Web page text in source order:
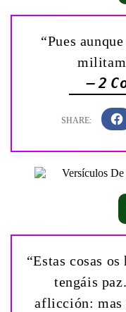
“Pues
— 2
“Estas cosas
tengáis
aflicción: mas